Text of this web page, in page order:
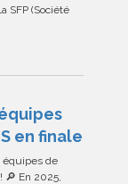
SFP (Société
en finale
équipes de
🔎 En 2025,